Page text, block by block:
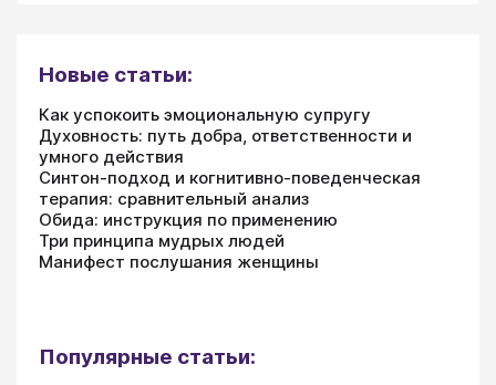
Новые статьи:
Как успокоить эмоциональную супругу
Духовность: путь добра, ответственности и
умного действия
Синтон-подход и когнитивно-поведенческая
терапия: сравнительный анализ
Обида: инструкция по применению
Три принципа мудрых людей
Манифест послушания женщины
Популярные статьи: